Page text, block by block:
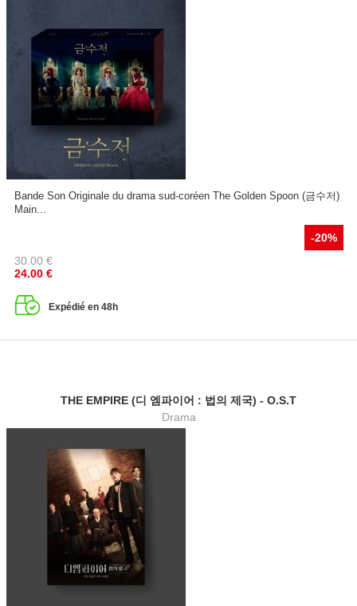
Bande Son Originale du drama sud-coréen The Golden Spoon (금수저)
Main...
-20%
30.00 €
24.00 €
Expédié en 48h
THE EMPIRE (디 엠파이어 : 법의 제국) - O.S.T
Drama